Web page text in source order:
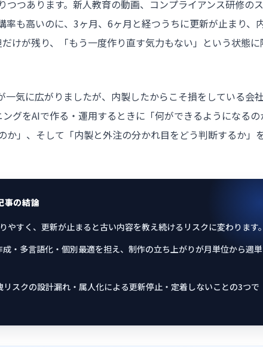
つあります。新人教育の動画、コンプライアンス研修の
率も高いのに、3ヶ月、6ヶ月と経つうちに更新が止まり、
けが残り、「もう一度作り直す気力もない」という状態に
気に広がりましたが、内製したからこそ損をしている会
グをAIで作る・運用するときに「何ができるようになるの
か」、そして「内製と外注の分かれ目をどう判断するか」
事の結論
やすく、更新が止まると古い内容を教え続けるリスクに変わります。
・多言語化・個別最適を担え、制作の立ち上がりが月単位から週単
スクの設計漏れ・属人化による更新停止・定着しないことの3つで